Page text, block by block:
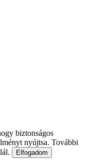
biztonságos
nyújtsa. További
Elfogadom